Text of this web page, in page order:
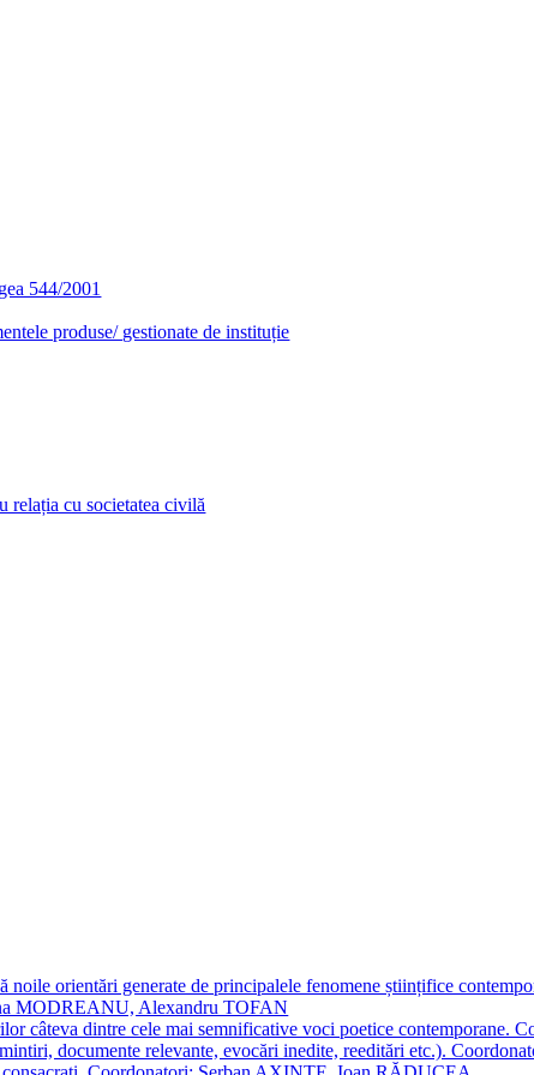
544/2001
produse/ gestionate de instituție
relația cu societatea civilă
noile orientări generate de principalele fenomene științifice
MODREANU, Alexandru TOFAN
câteva dintre cele mai semnificative voci poetice
documente relevante, evocări inedite, reeditări etc.).